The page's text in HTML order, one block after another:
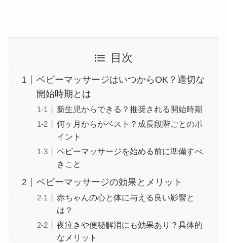
目次
ベビーマッサージはいつからOK？適切な
開始時期とは
新生児からできる？推奨される開始時期
何ヶ月からがベスト？成長段階ごとのポ
イント
ベビーマッサージを始める前に準備すべ
きこと
ベビーマッサージの効果とメリット
赤ちゃんの心と体に与える良い影響と
は？
夜泣きや便秘解消にも効果あり？具体的
なメリット